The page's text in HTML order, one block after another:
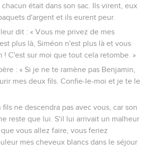
était dans son sac. Ils virent, eux
d'argent et ils eurent peur.
dit : « Vous me privez de mes
plus là, Siméon n'est plus là et vous
! C'est sur moi que tout cela retombe. »
: « Si je ne te ramène pas Benjamin,
mes deux fils. Confie-le-moi et je te le
fils ne descendra pas avec vous, car son
reste que lui. S'il lui arrivait un malheur
vous allez faire, vous feriez
mes cheveux blancs dans le séjour